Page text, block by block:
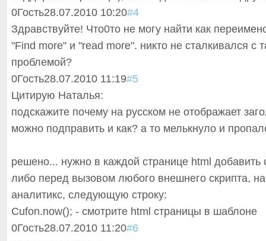
0Гость28.07.2010 10:20#4
Здравствуйте! Что0то не могу найти как
"Find more" и "read more". никто не сталкивался с
проблемой?
0Гость28.07.2010 11:19#5
Цитирую Наталья:
подскажите почему на русском не отображает
можно подправить и как? а то мелькнуло и
решено... нужно в каждой странице html добавить
либо перед вызовом любого внешнего скрипта,
аналитикс, следующую строку:
Cufon.now(); - смотрите html страницы в шаблоне
0Гость28.07.2010 11:20#6